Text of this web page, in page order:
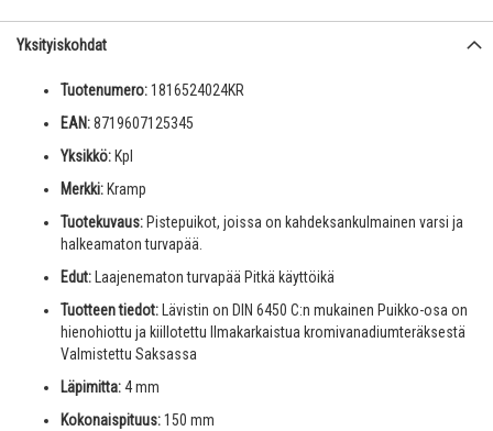
Yksityiskohdat
Tuotenumero:1816524024KR
EAN:8719607125345
Yksikkö: Kpl
Merkki: Kramp
Tuotekuvaus: Pistepuikot, joissa on kahdeksankulmainen varsi ja
halkeamaton turvapää.
Edut: Laajenematon turvapää Pitkä käyttöikä
Tuotteen tiedot: Lävistin on DIN 6450 C:n mukainen Puikko-osa on
hienohiottu ja kiillotettu Ilmakarkaistua kromivanadiumteräksestä
Valmistettu Saksassa
Läpimitta:4 mm
Kokonaispituus:150 mm